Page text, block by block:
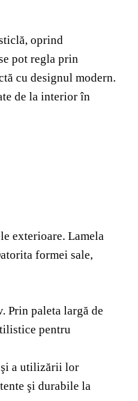
oprind
pot regla prin
cu designul modern.
de la interior în
exterioare. Lamela
formei sale,
Prin paleta largă de
pentru
şi a utilizării lor
şi durabile la